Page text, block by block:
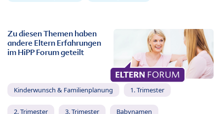
Zu diesen Themen haben
andere Eltern Erfahrungen
im HiPP Forum geteilt
Kinderwunsch & Familienplanung 1. Trimester
2. Trimester 3. Trimester Babynamen